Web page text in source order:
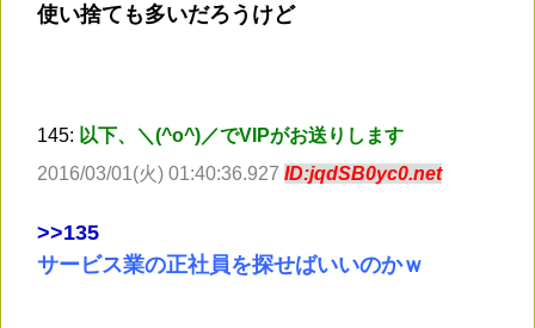
使い捨ても多いだろうけど
145: 以下、＼(^o^)／でVIPがお送りします
2016/03/01(火) 01:40:36.927 ID:jqdSB0yc0.net
>>135
サービス業の正社員を探せばいいのかｗ